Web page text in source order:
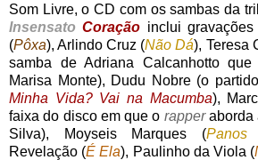
Som Livre, o CD com os sambas da
InsensatoCoração inclui
(Pôxa), Arlindo Cruz (Não Dá), Teresa
samba de Adriana Calcanhotto
Marisa Monte), Dudu Nobre (o
Minha Vida? Vai na Macumba),
faixa do disco em que o rapper aborda
Silva), Moyseis Marques (
Revelação (É Ela), Paulinho da Viola (